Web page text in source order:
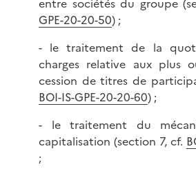
entre sociétés du groupe
GPE-20-20-50) ;
- le traitement de la
charges relative aux plus
cession de titres de
BOI-IS-GPE-20-20-60) ;
- le traitement du
capitalisation (section 7, cf.
;